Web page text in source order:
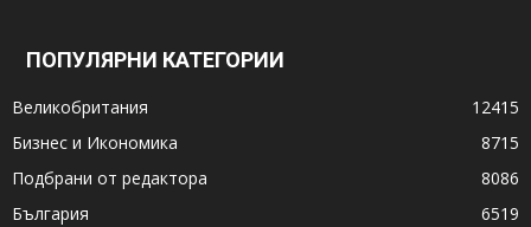
ПОПУЛЯРНИ КАТЕГОРИИ
Великобритания
12415
Бизнес и Икономика
8715
Подбрани от редактора
8086
България
6519